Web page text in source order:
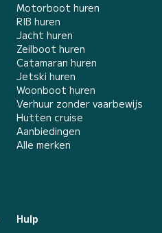
Motorboot huren
RIB huren
Jacht huren
Zeilboot huren
Catamaran huren
Jetski huren
Woonboot huren
Verhuur zonder vaarbewijs
Hutten cruise
Aanbiedingen
Alle merken
Hulp